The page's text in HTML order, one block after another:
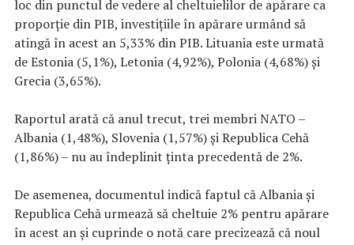
loc din punctul de vedere al cheltuielilor de apărare ca
proporţie din PIB, investiţiile în apărare urmând să
atingă în acest an 5,33% din PIB. Lituania este urmată
de Estonia (5,1%), Letonia (4,92%), Polonia (4,68%) şi
Grecia (3,65%).
Raportul arată că anul trecut, trei membri NATO –
Albania (1,48%), Slovenia (1,57%) şi Republica Cehă
(1,86%) – nu au îndeplinit ţinta precedentă de 2%.
De asemenea, documentul indică faptul că Albania şi
Republica Cehă urmează să cheltuie 2% pentru apărare
în acest an şi cuprinde o notă care precizează că noul